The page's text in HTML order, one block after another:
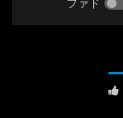
ファド